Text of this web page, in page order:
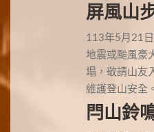
屏風山
113年5月21
地震或颱風豪
塌，敬請山友
維護登山安全。
閂山鈴